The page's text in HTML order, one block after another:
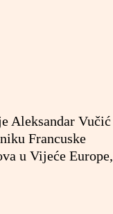
Aleksandar Vučić
Francuske
u Vijeće Europe,